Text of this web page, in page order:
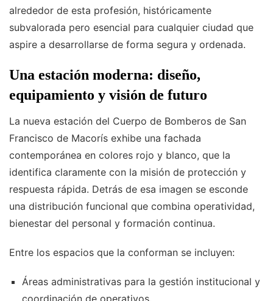
alrededor de esta profesión, históricamente
subvalorada pero esencial para cualquier ciudad que
aspire a desarrollarse de forma segura y ordenada.
Una estación moderna: diseño,
equipamiento y visión de futuro
La nueva estación del Cuerpo de Bomberos de San
Francisco de Macorís exhibe una fachada
contemporánea en colores rojo y blanco, que la
identifica claramente con la misión de protección y
respuesta rápida. Detrás de esa imagen se esconde
una distribución funcional que combina operatividad,
bienestar del personal y formación continua.
Entre los espacios que la conforman se incluyen:
Áreas administrativas para la gestión institucional y
coordinación de operativos.